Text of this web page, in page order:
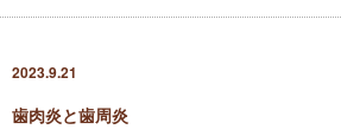
2023.9.21
歯肉炎と歯周炎